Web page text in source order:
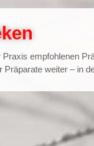
empfohlenen
Präparate weiter – in